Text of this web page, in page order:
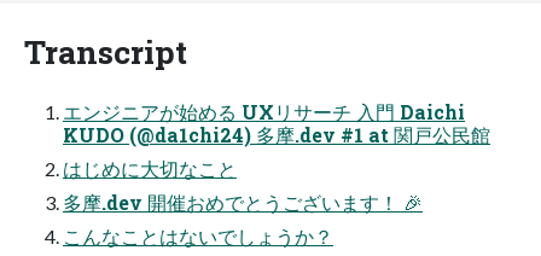
Transcript
エンジニアが始める UXリサーチ 入門 Daichi
KUDO (@da1chi24) 多摩.dev #1 at 関戸公民館
はじめに大切なこと
多摩.dev 開催おめでとうございます！ 🎉
こんなことはないでしょうか？